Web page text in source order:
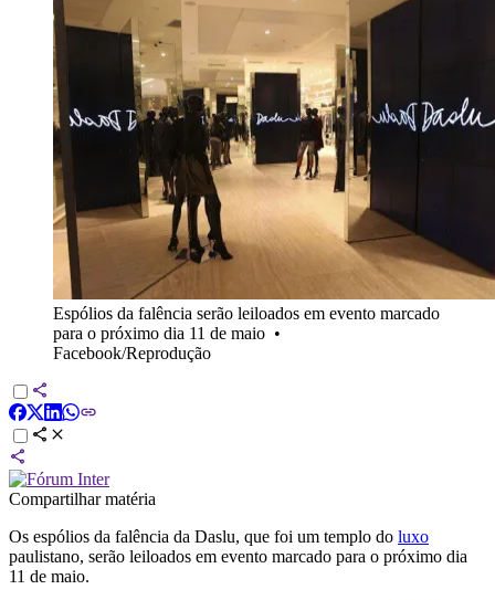
Espólios da falência serão leiloados em evento marcado
para o próximo dia 11 de maio •
Facebook/Reprodução
Compartilhar matéria
Os espólios da falência da Daslu, que foi um templo do luxo
paulistano, serão leiloados em evento marcado para o próximo dia
11 de maio.